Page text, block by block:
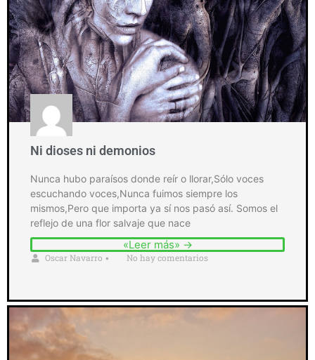
Ni dioses ni demonios
Nunca hubo paraísos donde reír o llorar,Sólo voces
escuchando voces,Nunca fuimos siempre los
mismos,Pero que importa ya sí nos pasó así. Somos el
reflejo de una flor salvaje que nace
«Leer más» →
Oscar Navarro • No hay comentarios